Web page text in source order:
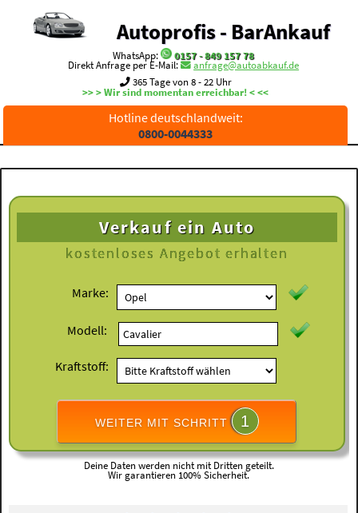
Autoprofis - BarAnkauf
WhatsApp:
0157 - 849 157 78
Direkt Anfrage per E-Mail:
anfrage@autoabkauf.de
365 Tage von 8 - 22 Uhr
>> > Wir sind momentan erreichbar! < <<
Hotline deutschlandweit:
0800-0044333
Verkauf ein Auto
kostenloses Angebot erhalten
Marke:
Modell:
Kraftstoff:
WEITER MIT SCHRITT 1
Deine Daten werden nicht mit Dritten geteilt.
Wir garantieren 100% Sicherheit.